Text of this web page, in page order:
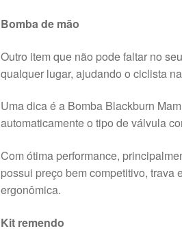
Bomba de mão
Outro item que não pode faltar no
qualquer lugar, ajudando o ciclista
Uma dica é a Bomba Blackburn
automaticamente o tipo de válvula
Com ótima performance,
possui preço bem competitivo,
ergonômica.
Kit remendo